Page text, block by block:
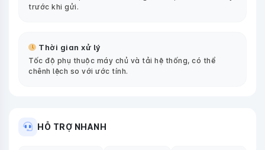
trước khi gửi.
Thời gian xử lý
Tốc độ phụ thuộc máy chủ và tải hệ thống, có thể
chênh lệch so với ước tính.
HỖ TRỢ NHANH